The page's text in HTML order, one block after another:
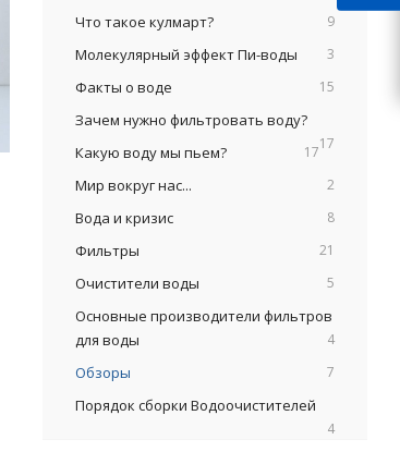
Что такое кулмарт? 9
Молекулярный эффект Пи-воды 3
Факты о воде 15
Зачем нужно фильтровать воду?
17
Какую воду мы пьем? 17
Мир вокруг нас... 2
Вода и кризис 8
Фильтры 21
Очистители воды 5
Основные производители фильтров
для воды
4
Обзоры 7
Порядок сборки Водоочистителей
4